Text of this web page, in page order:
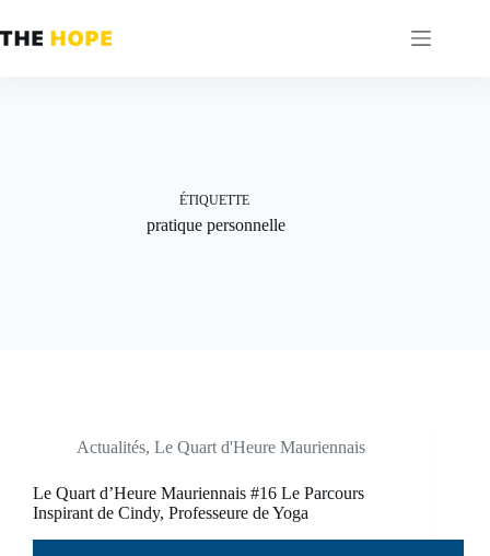
au
contenu
ÉTIQUETTE
pratique personnelle
Actualités, Le Quart d'Heure Mauriennais
Le Quart d’Heure Mauriennais #16 Le Parcours
Inspirant de Cindy, Professeure de Yoga